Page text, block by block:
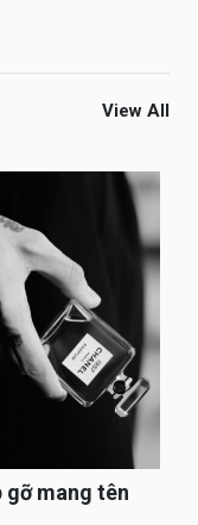
View All
gỡ mang tên